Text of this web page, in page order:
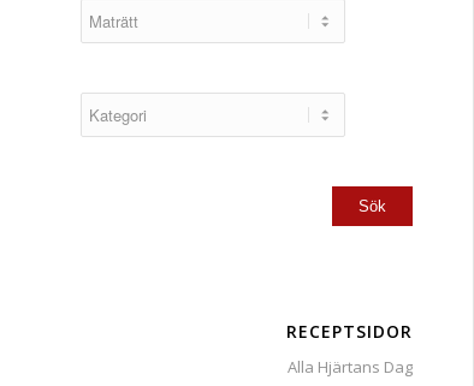
RECEPTSIDOR
Alla Hjärtans Dag